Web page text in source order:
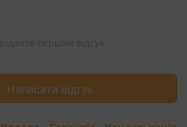
Написати відгук